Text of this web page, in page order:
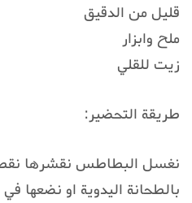
قليل من الدقيق
ملح وابزار
زيت للقلي
طريقة التحضير:
نغسل البطاطس نقشرها
بالطحانة اليدوية او نضعها